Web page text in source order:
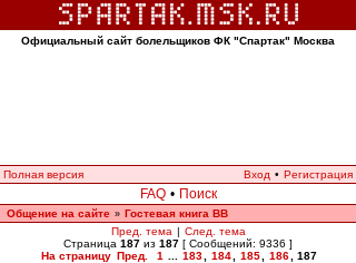
Официальный сайт болельщиков ФК "Спартак" Москва
Полная версия Вход • Регистрация
FAQ • Поиск
Общение на сайте » Гостевая книга ВВ
Пред. тема | След. тема
Страница 187 из 187 [ Сообщений: 9336 ]
На страницу Пред. 1 183 184 185 186
187